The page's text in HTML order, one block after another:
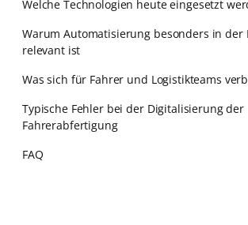
Welche Technologien heute eingesetzt
Warum Automatisierung besonders in der
relevant ist
Was sich für Fahrer und Logistikteams
Typische Fehler bei der Digitalisierung der
Fahrerabfertigung
FAQ